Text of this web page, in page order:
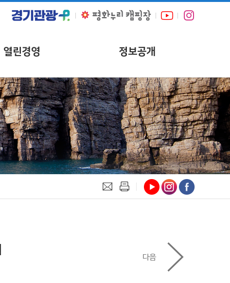
열린경영 정보공개
다음